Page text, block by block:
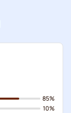
85%
10%